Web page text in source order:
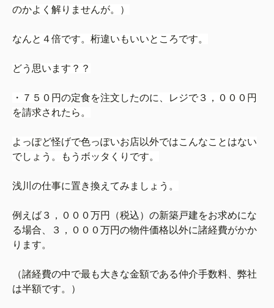
のかよく解りませんが。）
なんと４倍です。桁違いもいいところです。
どう思います？？
・７５０円の定食を注文したのに、レジで３，０００円
を請求されたら。
よっぽど怪げで色っぽいお店以外ではこんなことはない
でしょう。もうボッタくりです。
浅川の仕事に置き換えてみましょう。
例えば３，０００万円（税込）の新築戸建をお求めにな
る場合、３，０００万円の物件価格以外に諸経費がかか
ります。
（諸経費の中で最も大きな金額である仲介手数料、弊社
は半額です。）